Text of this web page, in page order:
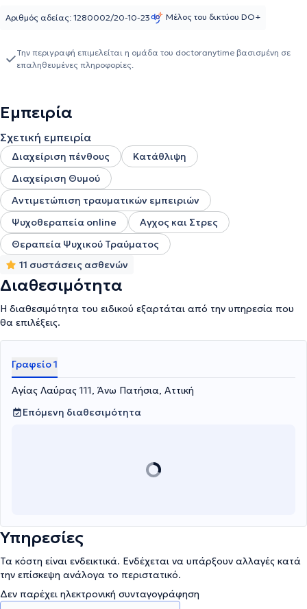
μεταπτυχιακό της πάνω στη Συμβουλευτική Ψυχολογία και
Ψυχοθεραπεία (MSc). Ταυτόχρονα, παρακολούθησε ποικίλα
(Emotion-Focused Therapy) και Άβατον - Οριακές Περιπτώσεις
(με θέμα την οριακή διαταραχή προσωπικότητας ιδωμένη μέσα
Συνέδριο Υπαρξιακής Ψυχοθεραπείας του 2023. Τέλος,
πραγματοποιεί συνεδρίες βραχείας ψυχοθεραπείας εθελοντικά
στην Εταιρεία Περιφερειακής Ανάπτυξης και Ψυχικής Υγείας
(Ε.Π.Α.Ψ.Υ.).
Αριθμός αδείας: 1280002/20-10-23 Μέλος του δικτύου DO+
Την περιγραφή επιμελείται η ομάδα του doctoranytime βασισμένη σε
επαληθευμένες πληροφορίες.
Εμπειρία
Σχετική εμπειρία
Διαχείριση πένθους
Κατάθλιψη
Διαχείριση Θυμού
Αντιμετώπιση τραυματικών εμπειριών
Ψυχοθεραπεία online
Αγχος και Στρες
Θεραπεία Ψυχικού Τραύματος
11 συστάσεις ασθενών
Διαθεσιμότητα
Η διαθεσιμότητα του ειδικού εξαρτάται από την υπηρεσία που
θα επιλέξεις.
Γραφείο 1
Αγίας Λαύρας 111, Άνω Πατήσια, Αττική
Επόμενη διαθεσιμότητα
Υπηρεσίες
Τα κόστη είναι ενδεικτικά. Ενδέχεται να υπάρξουν αλλαγές κατά
την επίσκεψη ανάλογα το περιστατικό.
Δεν παρέχει ηλεκτρονική συνταγογράφηση